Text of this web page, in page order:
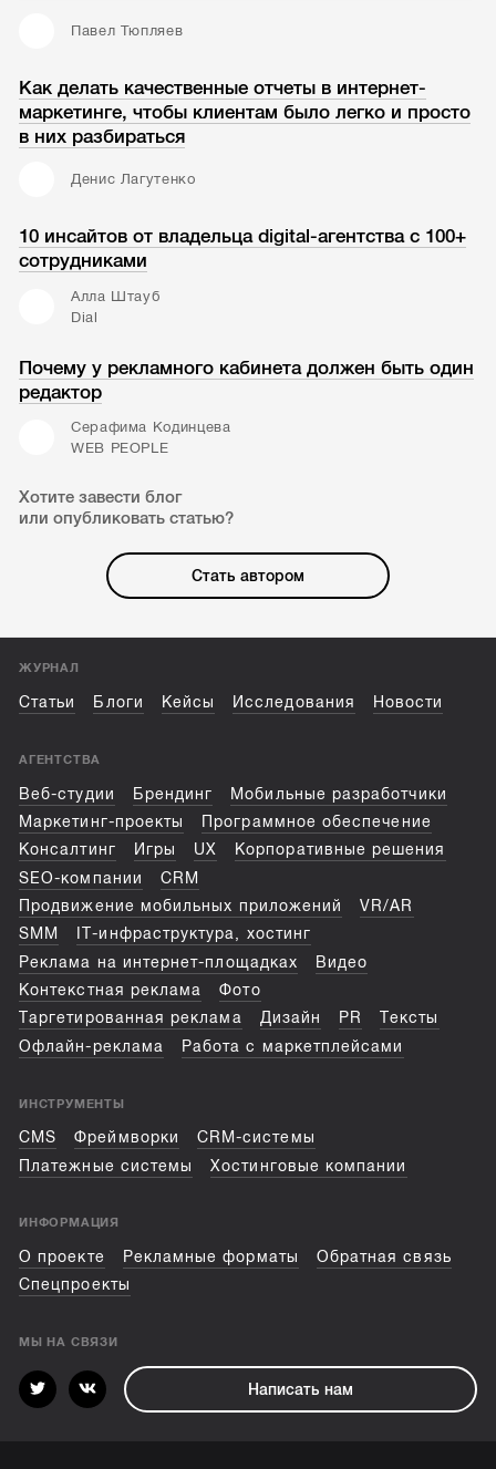
Павел Тюпляев
Как делать качественные отчеты в интернет-
маркетинге, чтобы клиентам было легко и просто
в них разбираться
Денис Лагутенко
10 инсайтов от владельца digital-агентства с 100+
сотрудниками
Алла Штауб
Dial
Почему у рекламного кабинета должен быть один
редактор
Серафима Кодинцева
WEB PEOPLE
Хотите завести блог
или опубликовать статью?
Стать автором
ЖУРНАЛ
Статьи Блоги Кейсы Исследования Новости
АГЕНТСТВА
Веб-студии Брендинг
Мобильные разработчики
Маркетинг-проекты
Программное обеспечение
Консалтинг
Игры UX
Корпоративные решения
SEO-компании
CRM
Продвижение мобильных приложений
VR/AR
SMM
IT-инфраструктура, хостинг
Реклама на интернет-площадках
Видео
Контекстная реклама
Фото
Таргетированная реклама
Дизайн PR
Тексты
Офлайн-реклама
Работа с маркетплейсами
ИНСТРУМЕНТЫ
CMS Фреймворки
CRM-системы
Платежные системы
Хостинговые компании
ИНФОРМАЦИЯ
О проекте Рекламные форматы
Обратная связь
Спецпроекты
МЫ НА СВЯЗИ
Написать нам